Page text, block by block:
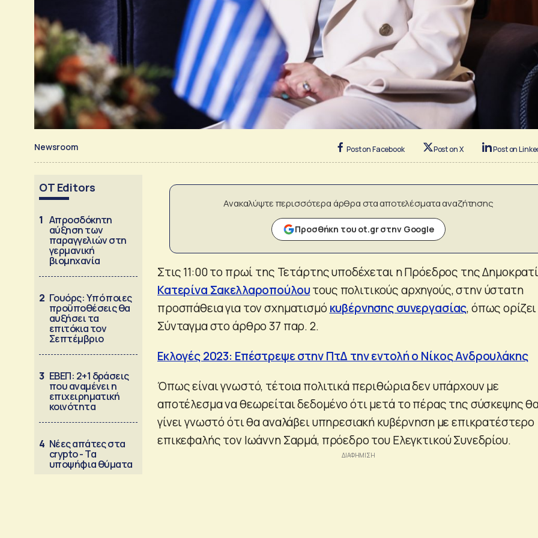
Newsroom Post on Facebook Post on X Post on
OT Editors
1 Απροσδόκητη
αύξηση των
παραγγελιών στη
γερμανική
βιομηχανία
2 Γουόρς: Υπό ποιες
προϋποθέσεις θα
αυξήσει τα
επιτόκια τον
Σεπτέμβριο
3 ΕΒΕΠ: 2+1 δράσεις
που αναμένει η
επιχειρηματική
κοινότητα
4 Νέες απάτες στα
crypto - Τα
υποψήφια θύματα
Ανακαλύψτε περισσότερα άρθρα στα αποτελέσματα αναζήτησης
Προσθήκη του ot.gr στην Google
Στις 11:00 το πρωί της Τετάρτης υποδέχεται η Πρόεδρος της
Κατερίνα Σακελλαροπούλουτους πολιτικούς αρχηγούς, στην ύστατη
προσπάθεια για τον σχηματισμόκυβέρνησης συνεργασίας, όπως
Σύνταγμα στο άρθρο 37 παρ. 2.
Εκλογές 2023: Επέστρεψε στην ΠτΔ την εντολή ο Νίκος Ανδρουλάκης
Όπως είναι γνωστό, τέτοια πολιτικά περιθώρια δεν υπάρχουν με
αποτέλεσμα να θεωρείται δεδομένο ότι μετά το πέρας της σύσκεψης
γίνει γνωστό ότι θα αναλάβει υπηρεσιακή κυβέρνηση με επικρατέστερο
επικεφαλής τον Ιωάννη Σαρμά, πρόεδρο του Ελεγκτικού Συνεδρίου.